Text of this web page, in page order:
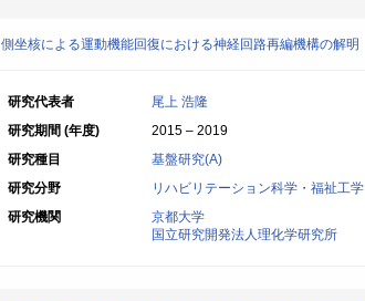
側坐核による運動機能回復における神経回路再編機構の解明
研究代表者
尾上 浩隆
研究期間 (年度)
2015 – 2019
研究種目
基盤研究(A)
研究分野
リハビリテーション科学・福祉工学
研究機関
京都大学
国立研究開発法人理化学研究所